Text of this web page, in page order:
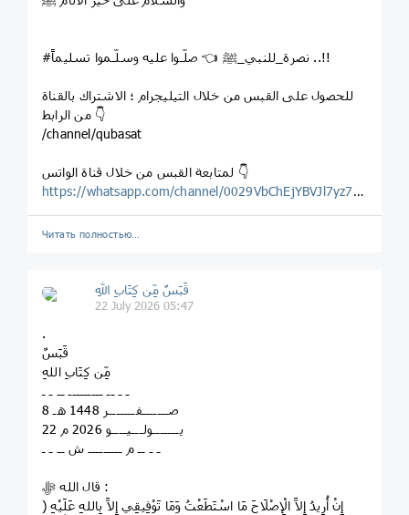
#نصرة_للنبي_ﷺ 👈 صلّـوا عليه وسلّـموا تسليماً ..!!
للحصول على القبس من خلال التيليجرام ؛ الاشتراك بالقناة
من الرابط 👇
/channel/qubasat
لمتابعة القبس من خلال قناة الواتس 👇
https://whatsapp.com/channel/0029VbChEjYBVJl7yz7Wg123
Читать полностью…
قَبَسٌ مِّن كِتَابِ اللهِ
22 July 2026 05:47
.
قَبَسٌ
مِّن كِتَابِ اللهِ
8 صـــــــفـــــــر 1448 هـ
22 يـــــــولـــيــــو 2026 م
ـ ـ ــ م ـــــــــ ش ــ ـ ـ
قال الله ﷻ :
﴿ إِنْ أُرِيدُ إِلاَّ الْإِصْلَاحَ مَا اسْتَطَعْتُ وَمَا تَوْفِيقِي إِلاَّ بِاللهِ عَلَيْهِ